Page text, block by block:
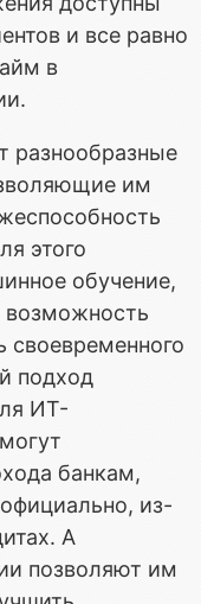
и все равно
в
разнообразные
им
этого
обучение,
возможность
своевременного
подход
ИТ-
банкам,
из-
А
позволяют им